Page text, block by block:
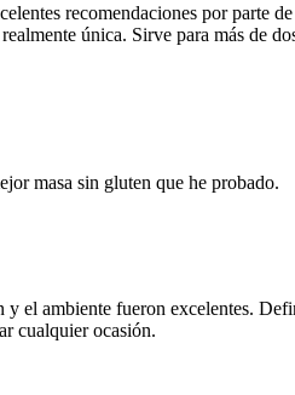
recomendaciones por parte
única. Sirve para más de
masa sin gluten que he probado.
el ambiente fueron excelentes.
cualquier ocasión.